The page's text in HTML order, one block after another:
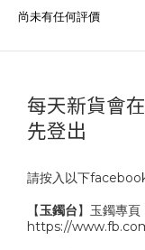
尚未有任何評價
每天新貨會
先登出
請按入以下
【玉鐲台】玉鐲專頁
https://